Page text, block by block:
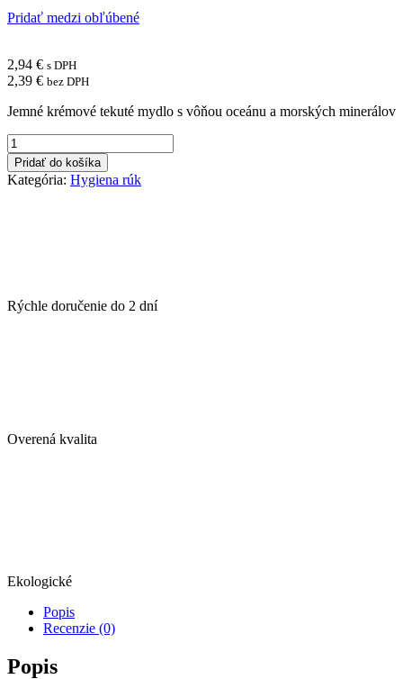
Pridať medzi obľúbené
2,94 € s DPH
2,39 € bez DPH
Jemné krémové tekuté mydlo s vôňou oceánu a morských minerálov
množstvo
Tekuté
mydlo
krémove
Pridať do košíka
Kategória: Hygiena rúk
Rýchle doručenie do 2 dní
Overená kvalita
Ekologické
Popis
Recenzie (0)
Popis